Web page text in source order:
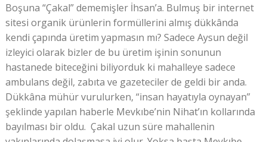
Boşuna “Çakal” dememişler İhsan’a. Bulmuş bir internet
sitesi organik ürünlerin formüllerini almış dükkânda
kendi çapında üretim yapmasın mı? Sadece Aysun değil
izleyici olarak bizler de bu üretim işinin sonunun
hastanede biteceğini biliyorduk ki mahalleye sadece
ambulans değil, zabıta ve gazeteciler de geldi bir anda.
Dükkâna mühür vurulurken, “insan hayatıyla oynayan”
şeklinde yapılan haberle Mevkıbe’nin Nihat’ın kollarında
bayılması bir oldu. Çakal uzun süre mahallenin